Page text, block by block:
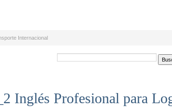
Internacional
Inglés Profesional para